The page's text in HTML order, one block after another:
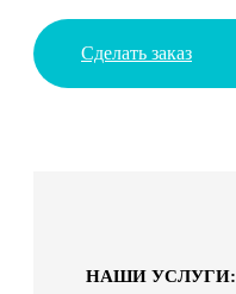
Сделать заказ
НАШИ УСЛУГИ: